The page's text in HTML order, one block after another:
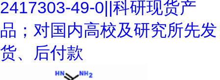
2417303-49-0||科研现货产
品；对国内高校及研究所先发
货、后付款